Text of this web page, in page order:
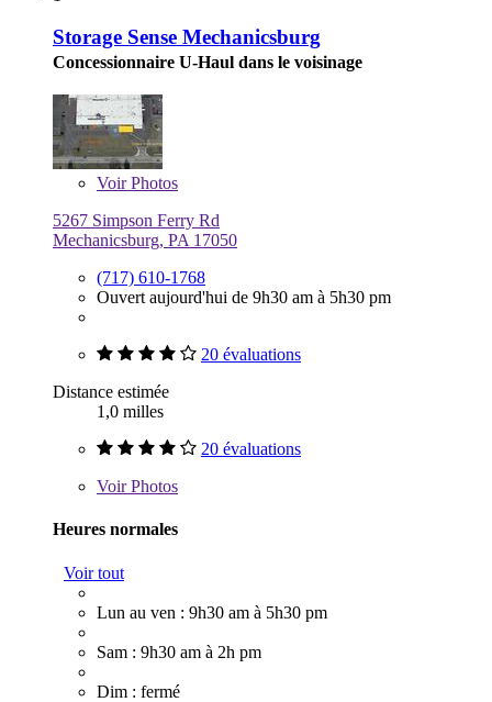
Storage Sense Mechanicsburg
Concessionnaire U-Haul dans le voisinage
VoirPhotos
5267 Simpson Ferry Rd
Mechanicsburg, PA 17050
(717) 610-1768
Ouvert aujourd'hui de 9h30 am à 5h30 pm
20 évaluations
Distance estimée
1,0 milles
20 évaluations
VoirPhotos
Heures normales
Voir tout
Lun au ven : 9h30 am à 5h30 pm
Sam : 9h30 am à 2h pm
Dim : fermé